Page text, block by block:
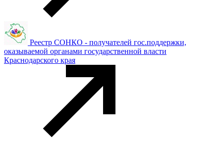
Реестр СОНКО - получателей гос.поддержки,
оказываемой органами государственной власти
Краснодарского края